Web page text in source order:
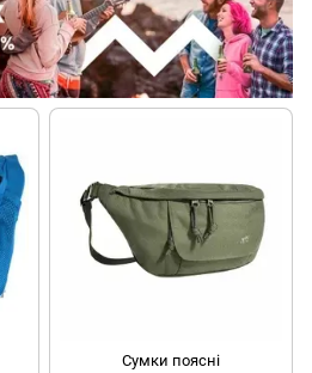
Сумки поясні